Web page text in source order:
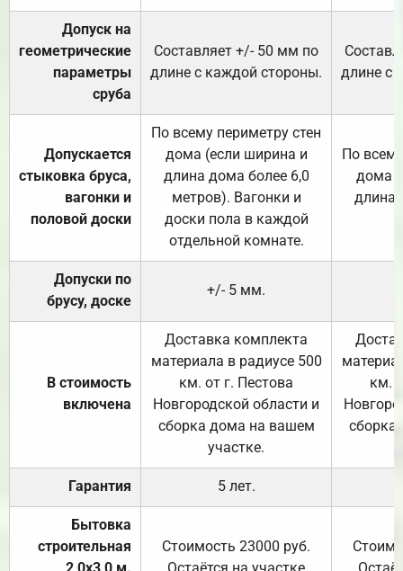
Допуск на
геометрические
параметры
сруба
Составляет +/- 50 мм по
длине с каждой стороны.
длине с
Допускается
стыковка бруса,
вагонки и
половой доски
По всему периметру стен
дома (если ширина и
длина дома более 6,0
метров). Вагонки и
доски пола в каждой
отдельной комнате.
По
дома
длина
Допуски по
брусу, доске
+/- 5 мм.
В стоимость
включена
Доставка комплекта
материала в радиусе 500
км. от г. Пестова
Новгородской области и
сборка дома на вашем
участке.
км.
Гарантия 5 лет.
Бытовка
строительная
2,0х3,0 м.
Стоимость 23000 руб.
Остаётся на участке